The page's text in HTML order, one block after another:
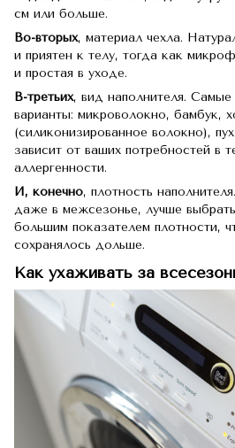
см или больше.
Во-вторых, материал чехла.
и приятен к телу, тогда как
и простая в уходе.
В-третьих, вид наполнителя. Самые
варианты: микроволокно, бамбук,
(силиконизированное волокно),
зависит от ваших потребностей в
аллергенности.
И, конечно, плотность
даже в межсезонье, лучше
большим показателем плотности,
сохранялось дольше.
Как ухаживать за